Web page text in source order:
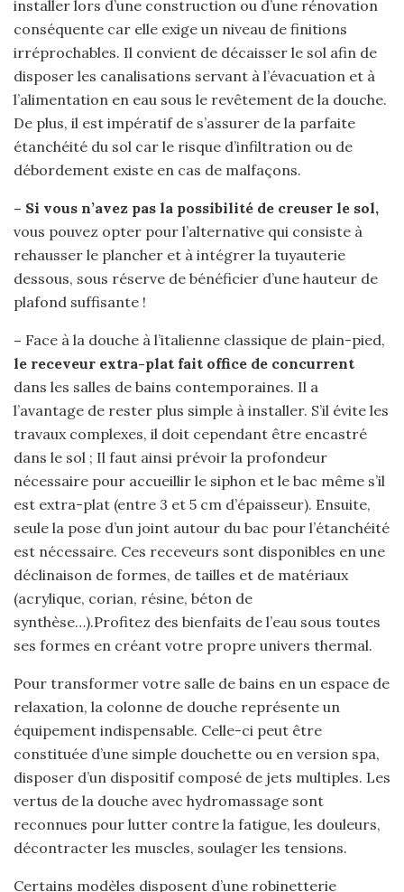
installer lors d’une construction ou d’une rénovation
conséquente car elle exige un niveau de finitions
irréprochables. Il convient de décaisser le sol afin de
disposer les canalisations servant à l’évacuation et à
l’alimentation en eau sous le revêtement de la douche.
De plus, il est impératif de s’assurer de la parfaite
étanchéité du sol car le risque d’infiltration ou de
débordement existe en cas de malfaçons.
– Si vous n’avez pas la possibilité de creuser le sol,
vous pouvez opter pour l’alternative qui consiste à
rehausser le plancher et à intégrer la tuyauterie
dessous, sous réserve de bénéficier d’une hauteur de
plafond suffisante !
– Face à la douche à l’italienne classique de plain-pied,
le receveur extra-plat fait office de concurrent
dans les salles de bains contemporaines. Il a
l’avantage de rester plus simple à installer. S’il évite les
travaux complexes, il doit cependant être encastré
dans le sol ; Il faut ainsi prévoir la profondeur
nécessaire pour accueillir le siphon et le bac même s’il
est extra-plat (entre 3 et 5 cm d’épaisseur). Ensuite,
seule la pose d’un joint autour du bac pour l’étanchéité
est nécessaire. Ces receveurs sont disponibles en une
déclinaison de formes, de tailles et de matériaux
(acrylique, corian, résine, béton de
synthèse…).Profitez des bienfaits de l’eau sous toutes
ses formes en créant votre propre univers thermal.
Pour transformer votre salle de bains en un espace de
relaxation, la colonne de douche représente un
équipement indispensable. Celle-ci peut être
constituée d’une simple douchette ou en version spa,
disposer d’un dispositif composé de jets multiples. Les
vertus de la douche avec hydromassage sont
reconnues pour lutter contre la fatigue, les douleurs,
décontracter les muscles, soulager les tensions.
Certains modèles disposent d’une robinetterie